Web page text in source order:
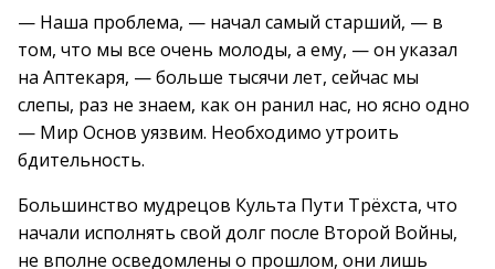
— Наша проблема, — начал самый старший, — в
том, что мы все очень молоды, а ему, — он указал
на Аптекаря, — больше тысячи лет, сейчас мы
слепы, раз не знаем, как он ранил нас, но ясно одно
— Мир Основ уязвим. Необходимо утроить
бдительность.
Большинство мудрецов Культа Пути Трёхста, что
начали исполнять свой долг после Второй Войны,
не вполне осведомлены о прошлом, они лишь